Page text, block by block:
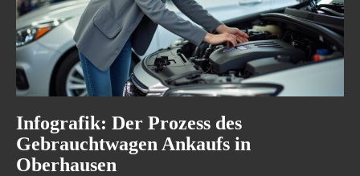
Infografik: Der Prozess des
Gebrauchtwagen Ankaufs in
Oberhausen